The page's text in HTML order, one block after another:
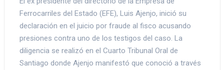
Ferrocarriles del Estado (EFE), Luis Ajenjo, inició su
declaración en el juicio por fraude al fisco acusando
presiones contra uno de los testigos del caso. La
diligencia se realizó en el Cuarto Tribunal Oral de
Santiago donde Ajenjo manifestó que conoció a través